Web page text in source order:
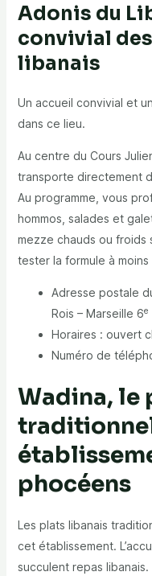
Adonis du
convivial
libanais
Un accueil convivial et
dans ce lieu.
Au centre du Cours
transporte directement
Au programme, vous
hommos, salades et
mezze chauds ou froids
tester la formule à
Adresse postale
Rois – Marseille 6e
Horaires : ouvert
Numéro de
Wadina, le
phocéens
Les plats libanais
cet établissement.
succulent repas